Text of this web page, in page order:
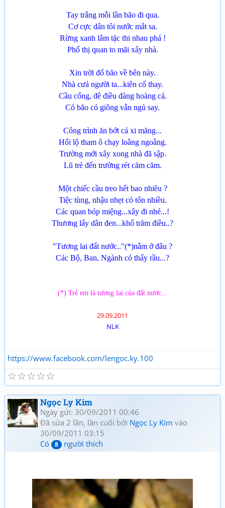
Tay trắng mỗi lần bão đi qua.
Cơ cực dân tôi nước mắt sa.
Rừng xanh lâm tặc thi nhau phá !
Phố thị quan to mãi xây nhà.
Xin trời đổ bão về bên này.
Nhà cưả người ta...kiên cố thay.
Cầu cống, đê điều đàng hoàng cả.
Có bão có giông vẫn ngủ say.
Công trình ăn bớt cả xi măng...
Hối lộ tham ô chạy loằng ngoằng.
Trường mới xây xong nhà đã sập.
Lũ trẻ đến trường rét căm căm.
Một chiếc cầu treo hết bao nhiêu ?
Tiệc tùng, nhậu nhẹt có tốn nhiều.
Các quan bóp miệng...xây đi nhé...!
Thương lấy dân đen...khổ trăm điều..?
"Tương lai đất nước.."(*)nằm ở đâu ?
Các Bộ, Ban, Ngành có thấy rầu...?
(*) Trẻ em là tương lai của đất nước...
29.09.2011
NLK
https://www.facebook.com/lengoc.ky.100
☆
☆
☆
☆
☆
Ngọc Ly Kim
Ngày gửi: 30/09/2011 00:46
Đã sửa 2 lần, lần cuối bởi Ngọc Ly Kim vào
30/09/2011 03:15
Có
8 người thích